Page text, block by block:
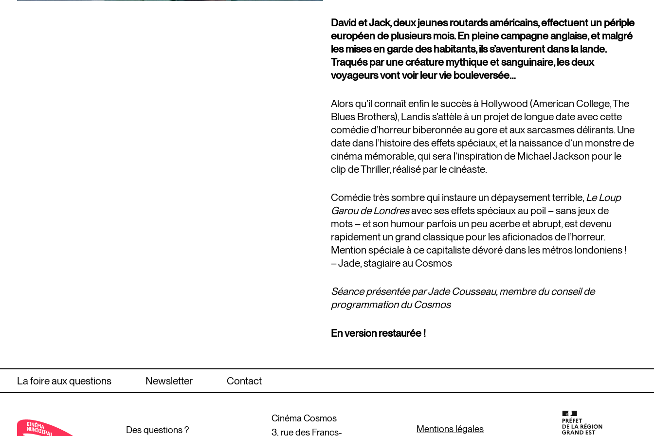
David et Jack, deux jeunes routards américains, effectuent un périple
européen de plusieurs mois. En pleine campagne anglaise, et malgré
les mises en garde des habitants, ils s’aventurent dans la lande.
Traqués par une créature mythique et sanguinaire, les deux
voyageurs vont voir leur vie bouleversée…
Alors qu’il connaît enfin le succès à Hollywood (American College, The
Blues Brothers), Landis s’attèle à un projet de longue date avec cette
comédie d’horreur biberonnée au gore et aux sarcasmes délirants. Une
date dans l’histoire des effets spéciaux, et la naissance d’un monstre de
cinéma mémorable, qui sera l’inspiration de Michael Jackson pour le
clip de Thriller, réalisé par le cinéaste.
Comédie très sombre qui instaure un dépaysement terrible, Le Loup
Garou de Londresavec ses effets spéciaux au poil – sans jeux de
mots – et son humour parfois un peu acerbe et abrupt, est devenu
rapidement un grand classique pour les aficionados de l’horreur.
Mention spéciale à ce capitaliste dévoré dans les métros londoniens !
– Jade, stagiaire au Cosmos
Séance présentée par Jade Cousseau, membre du conseil de
programmation du Cosmos
En version restaurée !
La foire aux questions Newsletter Contact
Des questions ?
Cinéma Cosmos
3, rue des Francs-
Mentions légales